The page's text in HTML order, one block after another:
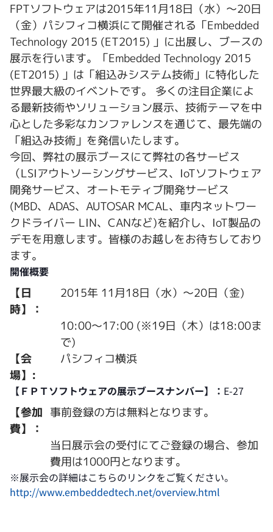
FPTソフトウェアは2015年11月18日（水）～20日
（金）パシフィコ横浜にて開催される「Embedded
Technology 2015 (ET2015) 」に出展し、ブースの
展示を行います。「Embedded Technology 2015
(ET2015) 」は「組込みシステム技術」に特化した
世界最大級のイベントです。 多くの注目企業によ
る最新技術やソリューション展示、技術テーマを中
心とした多彩なカンファレンスを通じて、最先端の
「組込み技術」を発信いたします。
今回、弊社の展示ブースにて弊社の各サービス
（LSIアウトソーシングサービス、IoTソフトウェア
開発サービス、オートモティブ開発サービス
(MBD、ADAS、AUTOSAR MCAL、車内ネットワー
クドライバー LIN、CANなど)を紹介し、IoT製品の
デモを用意します。皆様のお越しをお待ちしており
ます。
開催概要
【日
時】：
2015年 11月18日（水）～20日（金)
10:00～17:00 (※19日（木）は18:00ま
で)
【会
場】:
パシフィコ横浜
【ＦＰＴソフトウェアの展示ブースナンバー】： E-27
【参加
費】：
事前登録の方は無料となります。
当日展示会の受付にてご登録の場合、参加
費用は1000円となります。
※展示会の詳細はこちらのリンクをご覧ください。
http://www.embeddedtech.net/overview.html